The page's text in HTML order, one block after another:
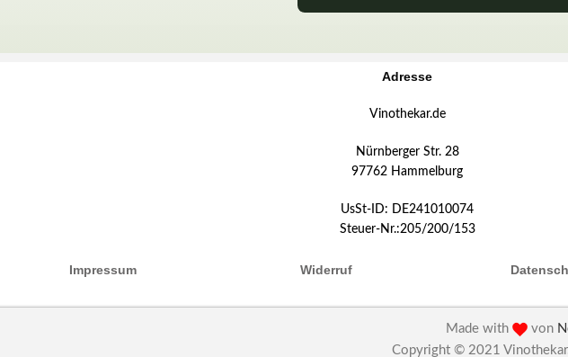
Adresse
Vinothekar.de
Nürnberger Str. 28
97762 Hammelburg
UsSt-ID: DE241010074
Steuer-Nr.:205/200/153
Impressum Widerruf
Made with von
Copyright © 2021